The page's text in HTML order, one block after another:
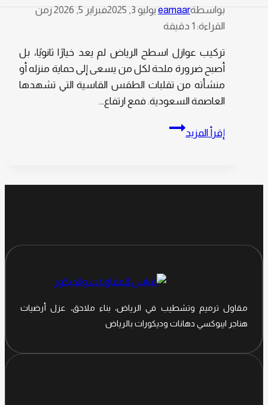
بواسطةeamaar يوليو 3, 2025 فبراير 5, 2026
زمن
القراءة: 1 دقيقة
تركيب عوازل اسطح الرياض لم يعد خيارًا ثانويًا، بل
أصبح ضرورة ملحة لكل من يسعى إلى حماية منزله أو
منشأته من تقلبات الطقس القاسية التي تشهدها
العاصمة السعودية. فمع ارتفاع…
إقرأ المزيد
حماية
افضل
الاسطح
مقاول ترميم وتشطيب في الرياض، بناء ملاحق، عزل أرضيات
هناجر ايبوكسي دهانات وديكورات بالرياض